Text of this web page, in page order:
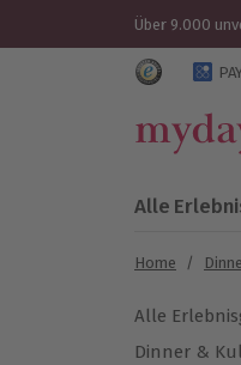
Über 9.000
Trustedshops
Alle
Home /
Alle
Dinner &